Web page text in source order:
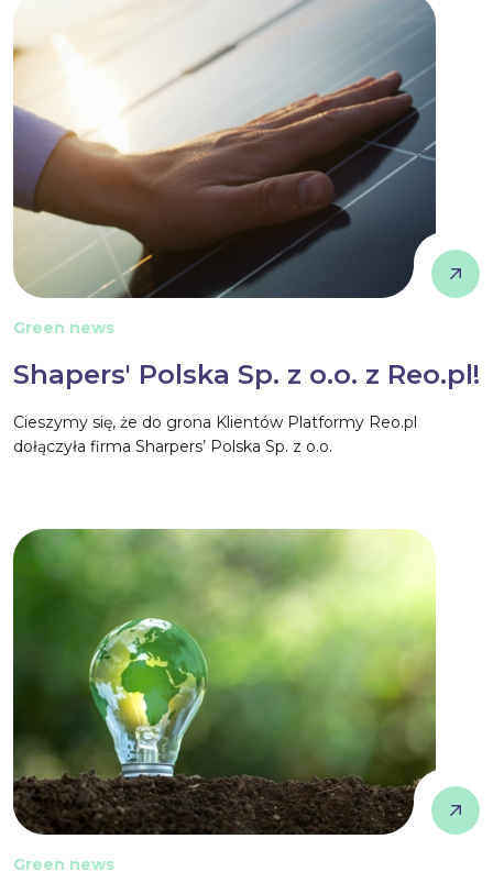
Green news
Shapers' Polska Sp. z o.o. z Reo.pl!
Cieszymy się, że do grona Klientów Platformy Reo.pl
dołączyła firma Sharpers’ Polska Sp. z o.o.
Green news